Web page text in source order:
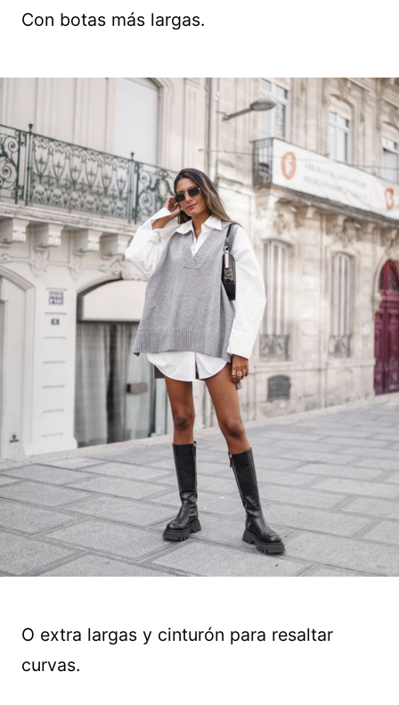
Con botas más largas.
O extra largas y cinturón para resaltar
curvas.